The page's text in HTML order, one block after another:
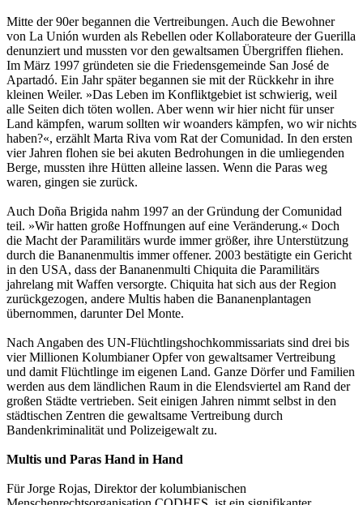
Mitte der 90er begannen die Vertreibungen. Auch die Bewohner
von La Unión wurden als Rebellen oder Kollaborateure der Guerilla
denunziert und mussten vor den gewaltsamen Übergriffen fliehen.
Im März 1997 gründeten sie die Friedensgemeinde San José de
Apartadó. Ein Jahr später begannen sie mit der Rückkehr in ihre
kleinen Weiler. »Das Leben im Konfliktgebiet ist schwierig, weil
alle Seiten dich töten wollen. Aber wenn wir hier nicht für unser
Land kämpfen, warum sollten wir woanders kämpfen, wo wir nichts
haben?«, erzählt Marta Riva vom Rat der Comunidad. In den ersten
vier Jahren flohen sie bei akuten Bedrohungen in die umliegenden
Berge, mussten ihre Hütten alleine lassen. Wenn die Paras weg
waren, gingen sie zurück.
Auch Doña Brigida nahm 1997 an der Gründung der Comunidad
teil. »Wir hatten große Hoffnungen auf eine Veränderung.« Doch
die Macht der Paramilitärs wurde immer größer, ihre Unterstützung
durch die Bananenmultis immer offener. 2003 bestätigte ein Gericht
in den USA, dass der Bananenmulti Chiquita die Paramilitärs
jahrelang mit Waffen versorgte. Chiquita hat sich aus der Region
zurückgezogen, andere Multis haben die Bananenplantagen
übernommen, darunter Del Monte.
Nach Angaben des UN-Flüchtlingshochkommissariats sind drei bis
vier Millionen Kolumbianer Opfer von gewaltsamer Vertreibung
und damit Flüchtlinge im eigenen Land. Ganze Dörfer und Familien
werden aus dem ländlichen Raum in die Elendsviertel am Rand der
großen Städte vertrieben. Seit einigen Jahren nimmt selbst in den
städtischen Zentren die gewaltsame Vertreibung durch
Bandenkriminalität und Polizeigewalt zu.
Multis und Paras Hand in Hand
Für Jorge Rojas, Direktor der kolumbianischen